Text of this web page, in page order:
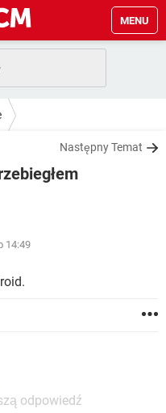
MENU
FACEBOOK
TIKTOK
TIKTOK
Następny Temat
14:49
odpowiedź